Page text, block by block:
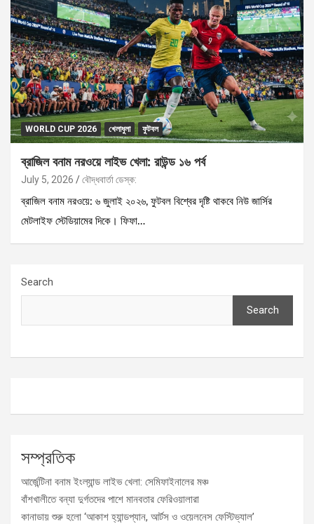
WORLD CUP 2026 খেলাধুলা ফুটবল
ব্রাজিল বনাম নরওয়ে লাইভ খেলা: রাউন্ড ১৬ পর্ব
July 5, 2026 বৌদ্ধবার্তা ডেস্ক:
ব্রাজিল বনাম নরওয়ে: ৬ জুলাই ২০২৬, ফুটবল বিশ্বের দৃষ্টি থাকবে নিউ জার্সির
মেটলাইফ স্টেডিয়ামের দিকে। ফিফা…
Search
Search
সম্প্রতিক
আর্জেন্টিনা বনাম ইংল্যান্ড লাইভ খেলা: সেমিফাইনালের মঞ্চ
বাঁশখালীতে বন্যা দুর্গতদের পাশে মানবতার ফেরিওয়ালারা
কানাডায় শুরু হলো ‘আকাশ হ্যান্ডপ্যান, আর্টস ও ওয়েলনেস ফেস্টিভ্যাল’